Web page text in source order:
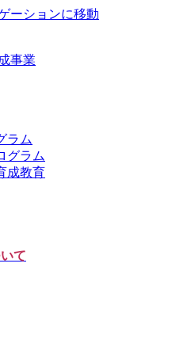
ーションに移動
事業
ラム
グラム
成教育
て